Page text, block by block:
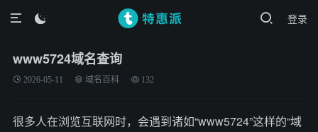
登录

www5724域名查询
2026-05-11 域名百科 132
很多人在浏览互联网时，会遇到诸如“www5724”这样的“域